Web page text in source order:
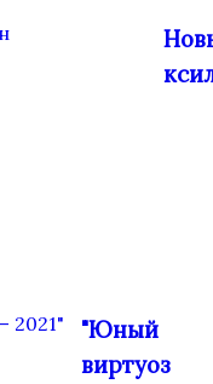
"Юный
виртуоз